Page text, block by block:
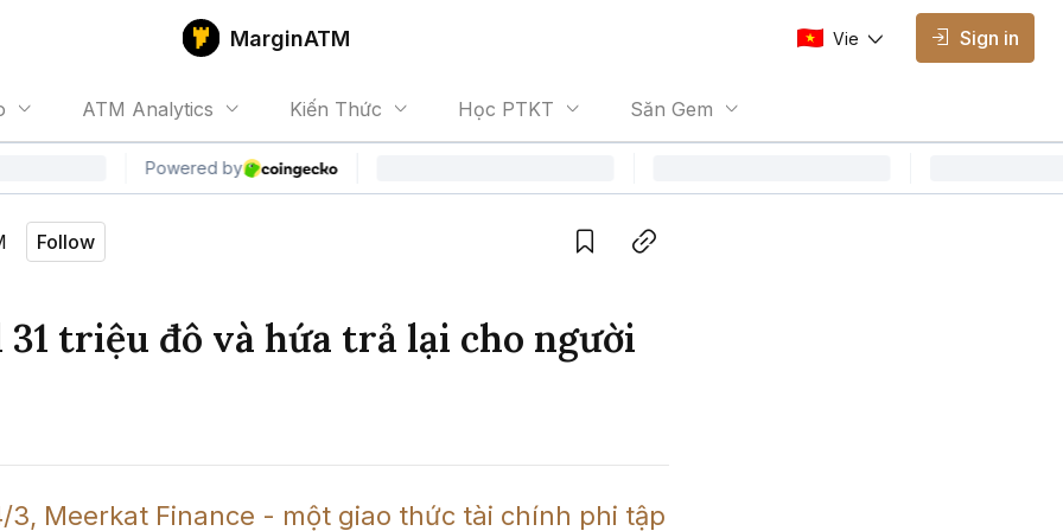
MarginATM
ATM Analytics Kiến Thức Học PTKT Săn Gem
Vie
Vietnamese
Sign in
Follow
31 triệu đô và hứa trả lại cho người
3, Meerkat Finance - một giao thức tài chính phi tập